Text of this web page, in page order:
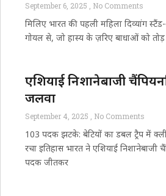
September 6, 2025 No Comments
मिलिए भारत की पहली महिला दिव्यांग
गोयल से, जो हास्य के ज़रिए बाधाओं को
एशियाई निशानेबाजी
जलवा
September 4, 2025 No Comments
103 पदक झटके: बेटियों का डबल ट्रैप में
रचा इतिहास भारत ने एशियाई
पदक जीतकर